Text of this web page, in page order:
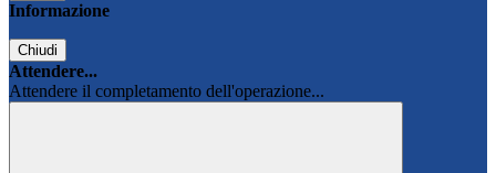
Informazione
Chiudi
Attendere...
Attendere il completamento dell'operazione...